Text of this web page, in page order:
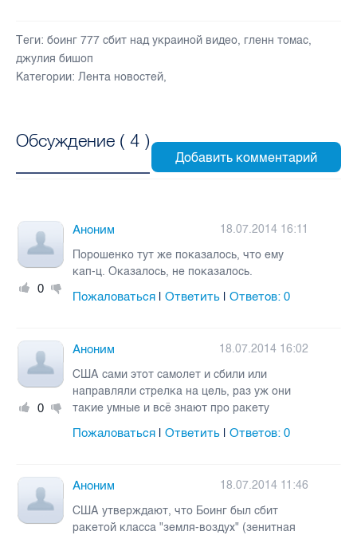
Теги: боинг 777 сбит над украиной видео, гленн томас,
джулия бишоп
Категории: Лента новостей,
Обсуждение ( 4 )
0
Аноним
18.07.2014 16:11
Порошенко тут же показалось, что ему
кап-ц. Оказалось, не показалось.
Пожаловаться |Ответить |Ответов:0
0
Аноним
18.07.2014 16:02
США сами этот самолет и сбили или
направляли стрелка на цель, раз уж они
такие умные и всё знают про ракету
Пожаловаться |Ответить |Ответов:0
Аноним
18.07.2014 11:46
США утверждают, что Боинг был сбит
ракетой класса "земля-воздух" (зенитная